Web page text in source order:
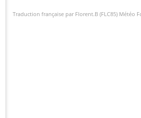
Traduction française par Florent.B (FLC85) Météo